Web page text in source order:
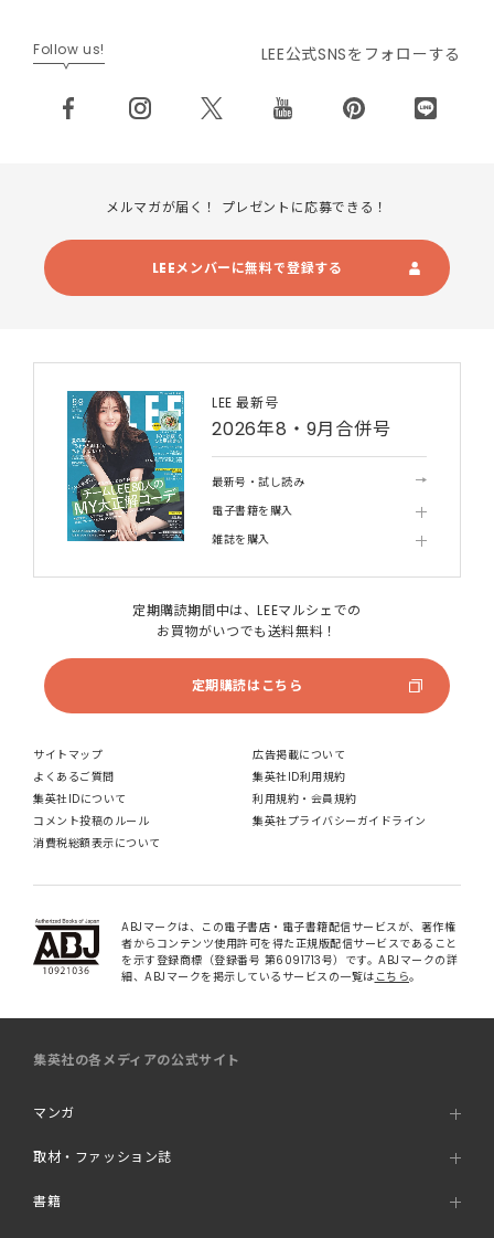
Follow us! LEE公式SNSをフォローする
メルマガが届く！ プレゼントに応募できる！
LEEメンバーに無料で登録する
LEE 最新号
2026年8・9月合併号
最新号・試し読み
電子書籍を購入
雑誌を購入
定期購読期間中は、LEEマルシェでの
お買物がいつでも送料無料！
定期購読はこちら
サイトマップ
広告掲載について
よくあるご質問
集英社ID利用規約
集英社IDについて
利用規約・会員規約
コメント投稿のルール
集英社プライバシーガイドライン
消費税総額表示について
ABJマークは、この電子書店・電子書籍配信サービスが、著作権
者からコンテンツ使用許可を得た正規版配信サービスであること
を示す登録商標（登録番号 第6091713号）です。ABJマークの詳
細、ABJマークを掲示しているサービスの一覧は こちら。
集英社の各メディアの公式サイト
マンガ
取材・ファッション誌
書籍